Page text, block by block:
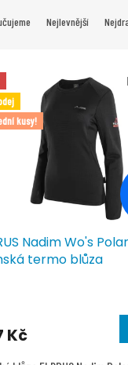
Nejlevnější
kusy!
Nadim Wo's
termo blůza
Kč